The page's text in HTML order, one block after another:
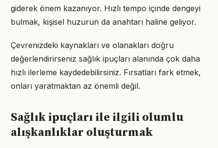
giderek önem kazanıyor. Hızlı tempo içinde dengeyi
bulmak, kişisel huzurun da anahtarı haline geliyor.
Çevrenizdeki kaynakları ve olanakları doğru
değerlendirirseniz sağlık ipuçları alanında çok daha
hızlı ilerleme kaydedebilirsiniz. Fırsatları fark etmek,
onları yaratmaktan az önemli değil.
Sağlık ipuçları ile ilgili olumlu
alışkanlıklar oluşturmak